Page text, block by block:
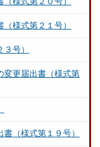
様式第２１号）
号）
変更届出書（様式第
（様式第１９号）